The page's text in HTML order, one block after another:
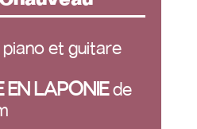
et guitare
EN LAPONIEde